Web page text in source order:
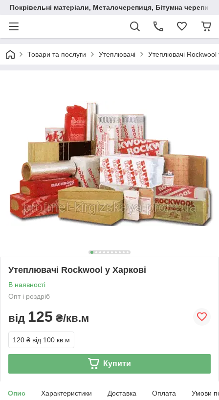
Покрівельні матеріали, Металочерепиця, Бітумна
Товари та послуги Утеплювачі Утеплювачі Rockwool
Утеплювачі Rockwool у Харкові
В наявності
Опт і роздріб
від 125 ₴/кв.м
120 ₴ від 100 кв.м
Купити
Опис Характеристики Доставка Оплата Умови